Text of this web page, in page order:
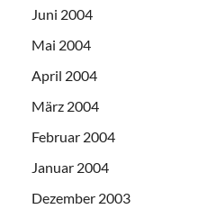
Juni 2004
Mai 2004
April 2004
März 2004
Februar 2004
Januar 2004
Dezember 2003